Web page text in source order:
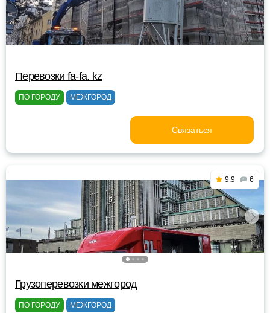
Перевозки fa-fa. kz
ПО ГОРОДУ МЕЖГОРОД
Связаться
9.9 6
Грузоперевозки межгород
ПО ГОРОДУ МЕЖГОРОД